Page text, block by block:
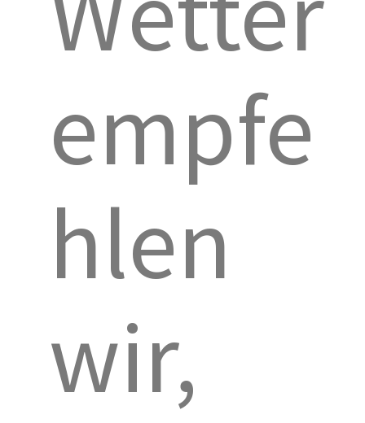
empfe
hlen
wir,